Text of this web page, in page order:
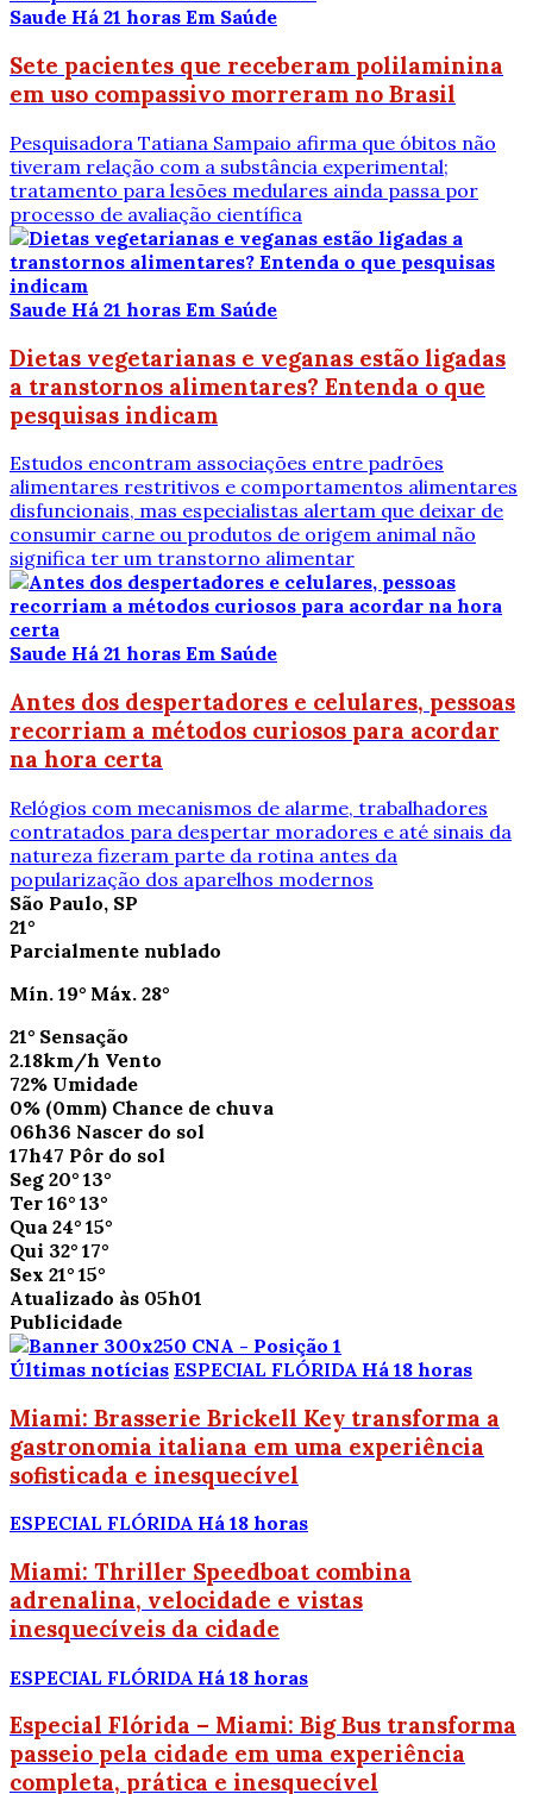
Saude Há 21 horas Em Saúde
Sete pacientes que receberam polilaminina
em uso compassivo morreram no Brasil
Pesquisadora Tatiana Sampaio afirma que óbitos não
tiveram relação com a substância experimental;
tratamento para lesões medulares ainda passa por
processo de avaliação científica
Saude Há 21 horas Em Saúde
Dietas vegetarianas e veganas estão ligadas
a transtornos alimentares? Entenda o que
pesquisas indicam
Estudos encontram associações entre padrões
alimentares restritivos e comportamentos alimentares
disfuncionais, mas especialistas alertam que deixar de
consumir carne ou produtos de origem animal não
significa ter um transtorno alimentar
Saude Há 21 horas Em Saúde
Antes dos despertadores e celulares, pessoas
recorriam a métodos curiosos para acordar
na hora certa
Relógios com mecanismos de alarme, trabalhadores
contratados para despertar moradores e até sinais da
natureza fizeram parte da rotina antes da
popularização dos aparelhos modernos
São Paulo, SP
21°
Parcialmente nublado
Mín. 19° Máx. 28°
21° Sensação
2.18km/h Vento
72% Umidade
0% (0mm) Chance de chuva
06h36 Nascer do sol
17h47 Pôr do sol
Seg 20° 13°
Ter 16° 13°
Qua 24° 15°
Qui 32° 17°
Sex 21° 15°
Atualizado às 05h01
Publicidade
Últimas notícias ESPECIAL FLÓRIDA Há 18 horas
Miami: Brasserie Brickell Key transforma a
gastronomia italiana em uma experiência
sofisticada e inesquecível
ESPECIAL FLÓRIDA Há 18 horas
Miami: Thriller Speedboat combina
adrenalina, velocidade e vistas
inesquecíveis da cidade
ESPECIAL FLÓRIDA Há 18 horas
Especial Flórida – Miami: Big Bus transforma
passeio pela cidade em uma experiência
completa, prática e inesquecível